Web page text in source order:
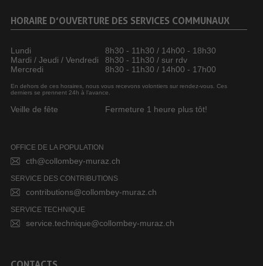
HORAIRE D’OUVERTURE DES SERVICES COMMUNAUX
Lundi
8h30 - 11h30 / 14h00 - 18h30
Mardi / Jeudi / Vendredi
8h30 - 11h30 / sur rdv
Mercredi
8h30 - 11h30 / 14h00 - 17h00
En dehors de ces horaires, nous vous recevons volontiers sur rendez-vous. Ces
derniers se prennent 24h à l’avance.
Veille de fête Fermeture 1 heure plus tôt!
OFFICE DE LA POPULATION
cth@collombey-muraz.ch
SERVICE DES CONTRIBUTIONS
contributions@collombey-muraz.ch
SERVICE TECHNIQUE
service.technique@collombey-muraz.ch